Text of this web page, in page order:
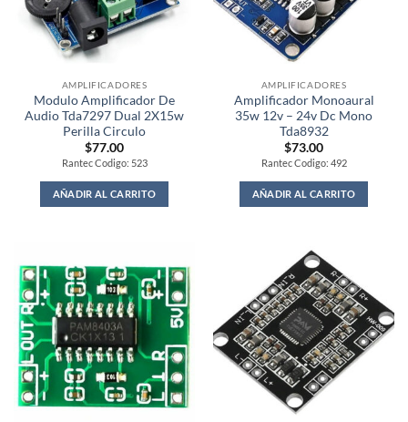
AMPLIFICADORES
Modulo Amplificador De
Audio Tda7297 Dual 2X15w
Perilla Circulo
$77.00
Rantec Codigo: 523
AÑADIR AL CARRITO
AMPLIFICADORES
Amplificador Monoaural
35w 12v – 24v Dc Mono
Tda8932
$73.00
Rantec Codigo: 492
AÑADIR AL CARRITO